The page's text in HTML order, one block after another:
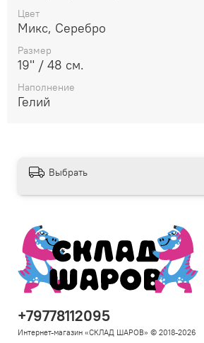
Цвет
Микс, Серебро
Размер
19" / 48 см.
Наполнение
Гелий
Выбрать
+79778112095
Интернет-магазин «СКЛАД ШАРОВ» © 2018-2026